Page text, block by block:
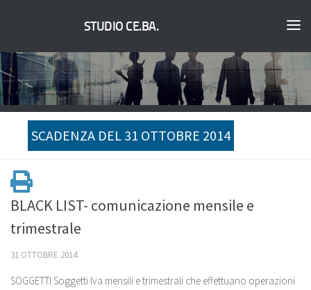
STUDIO CE.BA.
SCADENZA DEL 31 OTTOBRE 2014
BLACK LIST- comunicazione mensile e
trimestrale
31 OTTOBRE 2014
SOGGETTI Soggetti Iva mensili e trimestrali che effettuano operazioni